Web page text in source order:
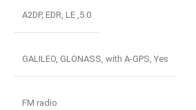
5.0
,
A2DP, EDR, LE
GALILEO, GLONASS, with A-GPS, Yes
FM radio